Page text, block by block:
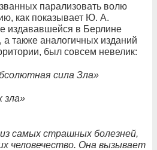
парализовать волю
как показывает Ю. А.
издававшейся в Берлине
также аналогичных изданий
был совсем невелик:
сила Зла»
зла»
самых страшных болезней,
человечество. Она вызывает